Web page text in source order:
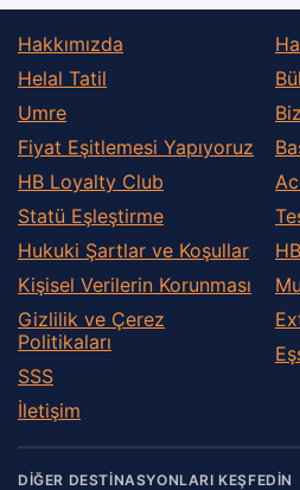
Hakkımızda
Helal Tatil
Umre
Fiyat Eşitlemesi Yapıyoruz
HB Loyalty Club
Statü Eşleştirme
Hukuki Şartlar ve Koşullar
Kişisel Verilerin Korunması
Gizlilik ve Çerez
Politikaları
SSS
İletişim
DİĞER DESTİNASYONLARI KEŞFEDİN